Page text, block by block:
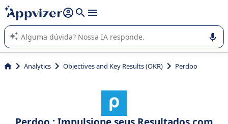
de nossa IA (várias linhas com
A IA do Appvizer o orienta no uso ou na seleção de software
SaaS para sua empresa.
Analytics Objectives and Key Results (OKR) Perdoo